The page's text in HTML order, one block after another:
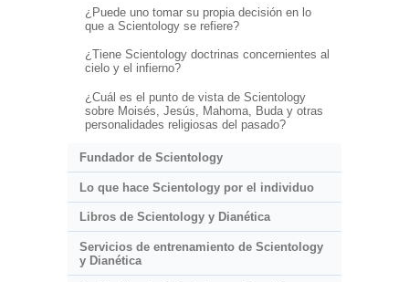
¿Puede uno tomar su propia decisión en lo
que a Scientology se refiere?
¿Tiene Scientology doctrinas concernientes al
cielo y el infierno?
¿Cuál es el punto de vista de Scientology
sobre Moisés, Jesús, Mahoma, Buda y otras
personalidades religiosas del pasado?
Fundador de Scientology
Lo que hace Scientology por el individuo
Libros de Scientology y Dianética
Servicios de entrenamiento de Scientology
y Dianética